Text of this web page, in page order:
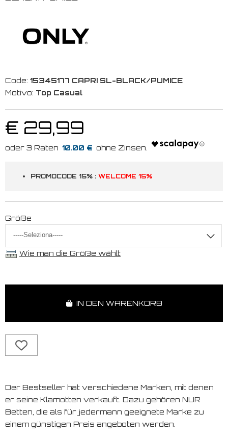
Code: 15345177 CAPRI SL-BLACK/PUMICE
Motivo: Top Casual
€ 29,99
10.00 €
PROMOCODE 15% : WELCOME 15%
Größe
Wie man die Größe wählt
IN DEN WARENKORB
Der Bestseller hat verschiedene Marken, mit denen
er seine Klamotten verkauft. Dazu gehören NUR
Betten, die als für jedermann geeignete Marke zu
einem günstigen Preis angeboten werden.